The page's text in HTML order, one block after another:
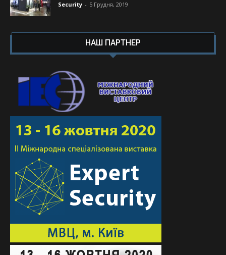
Security - 5 Грудня, 2019
НАШ ПАРТНЕР